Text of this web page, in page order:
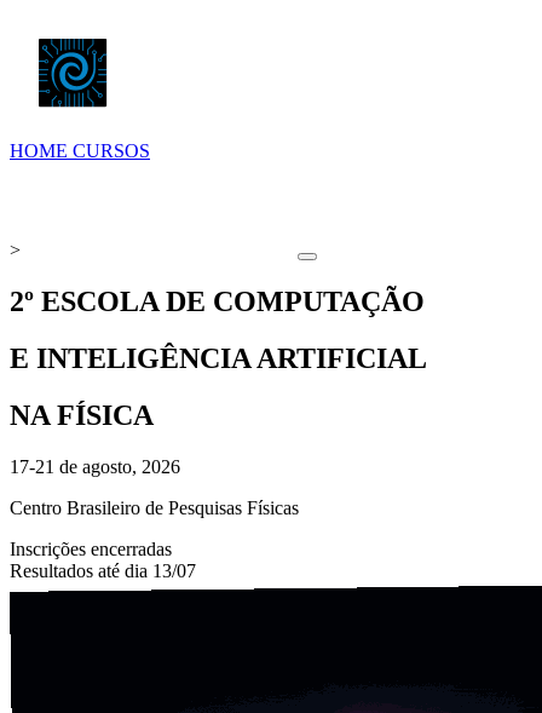
HOME CURSOS
>
2º ESCOLA DE COMPUTAÇÃO
E INTELIGÊNCIA ARTIFICIAL
NA FÍSICA
17-21 de agosto, 2026
Centro Brasileiro de Pesquisas Físicas
Inscrições encerradas
Resultados até dia 13/07